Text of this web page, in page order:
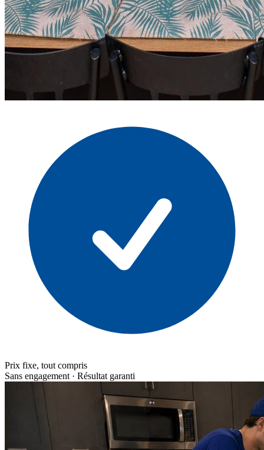
Prix fixe, tout compris
Sans engagement · Résultat garanti